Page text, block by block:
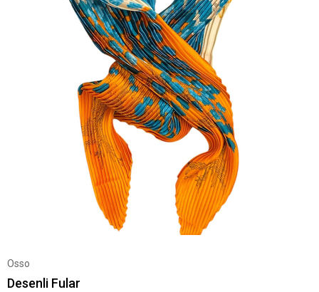
Osso
Desenli Fular